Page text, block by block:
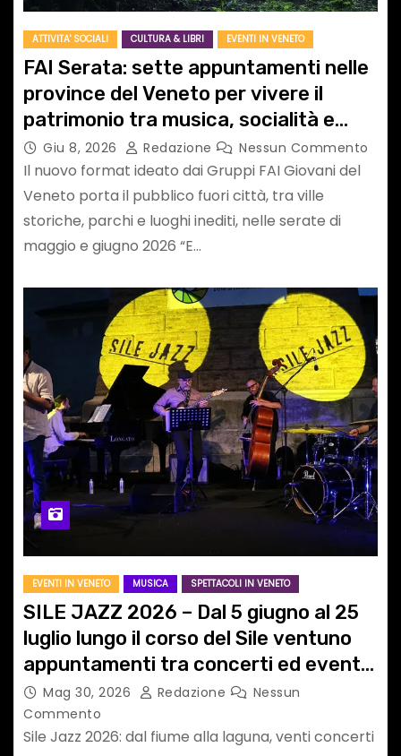
ATTIVITA' SOCIALI CULTURA & LIBRI EVENTI IN VENETO
FAI Serata: sette appuntamenti nelle
province del Veneto per vivere il
patrimonio tra musica, socialità e
luoghi da scoprire
Giu 8, 2026 Redazione Nessun Commento
Il nuovo format ideato dai Gruppi FAI Giovani del
Veneto porta il pubblico fuori città, tra ville
storiche, parchi e luoghi inediti, nelle serate di
maggio e giugno 2026 “E…
EVENTI IN VENETO MUSICA SPETTACOLI IN VENETO
SILE JAZZ 2026 – Dal 5 giugno al 25
luglio lungo il corso del Sile ventuno
appuntamenti tra concerti ed eventi
speciali ospitati in spazi urbani lontani
dai circuiti tradizionali
Mag 30, 2026 Redazione
Nessun
Commento
Sile Jazz 2026: dal fiume alla laguna, venti concerti